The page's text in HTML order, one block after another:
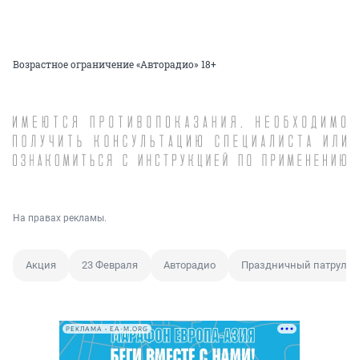
Возрастное ограничение «Авторадио» 18+
На правах рекламы.
Акция 23 Февраля Авторадио Праздничный патруль
РЕКЛАМА • EA-M.ORG